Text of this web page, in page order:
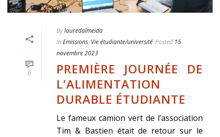
0
Bylauredalmeida
In Emissions, Vie étudiante/université Posted 15
novembre 2023
PREMIÈRE JOURNÉE DE
L’ALIMENTATION
DURABLE ÉTUDIANTE
Le fameux camion vert de l’association
Tim & Bastien était de retour sur le